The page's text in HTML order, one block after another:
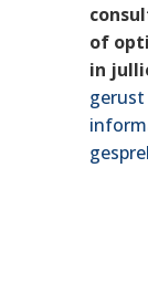
of
in